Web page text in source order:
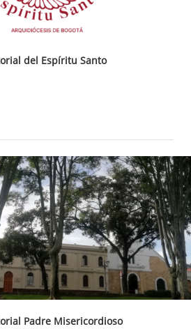
del Espíritu Santo
Padre Misericordioso